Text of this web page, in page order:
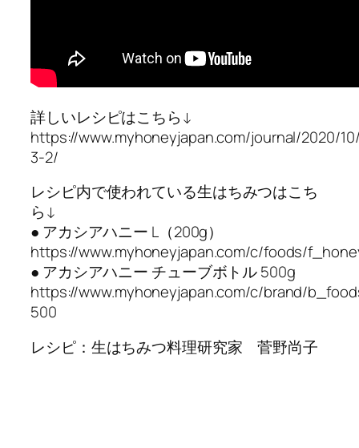
詳しいレシピはこちら↓
https://www.myhoneyjapan.com/journal/2020/
3-2/
レシピ内で使われている生はちみつはこち
ら↓
● アカシアハニー L（200g）
https://www.myhoneyjapan.com/c/foods/
● アカシアハニー チューブボトル 500g
https://www.myhoneyjapan.com/c/brand/
500
レシピ：生はちみつ料理研究家 菅野尚子